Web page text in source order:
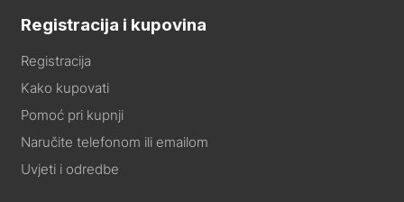
Registracija i kupovina
Registracija
Kako kupovati
Pomoć pri kupnji
Naručite telefonom ili emailom
Uvjeti i odredbe